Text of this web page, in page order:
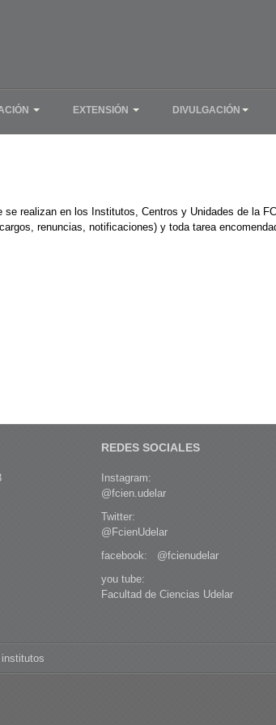
EXTENSIÓN DIVULGACIÓN
realizan en los Institutos, Centros y Unidades de la
renuncias, notificaciones) y toda tarea
REDES SOCIALES
Instagram:
@fcien.udelar
Twitter:
@FcienUdelar
facebook: @fcienudelar
you tube:
Facultad de Ciencias Udelar